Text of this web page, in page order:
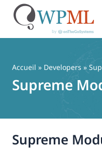
contenu
Accueil » Developers »
Supreme
Supreme